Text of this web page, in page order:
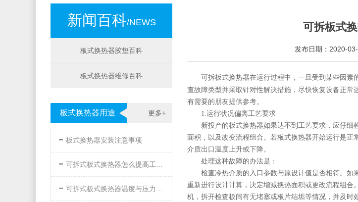
新闻百科/NEWS
板式换热器胶垫百科
板式换热器维修百科
更多+
板式换热器用途
- 板式换热器安装注意事项
- 可拆式板式换热器怎么提高工作效率
- 可拆式板式换热器温度与压力的要求
可拆板式
发布日期：2020-
可拆板式换热器在运行过程中，一旦受到某些因
查故障类型并采取针对性解决措施，尽快恢复设备正常
有需要的朋友提供参考。
1.运行状况偏离工艺要求
新投产的板式换热器如果达不到工艺要求，应仔
面积，以及改变流程组合。若板式换热器开始运行是正
介质出口温度上升或下降。
处理这种故障的办法是：
检查冷热介质的入口参数与原设计值是否相符。
重新进行设计计算，决定增减换热面积或更改流程组
机，拆开检查板间有无堵塞或板片结垢等情况，并及时